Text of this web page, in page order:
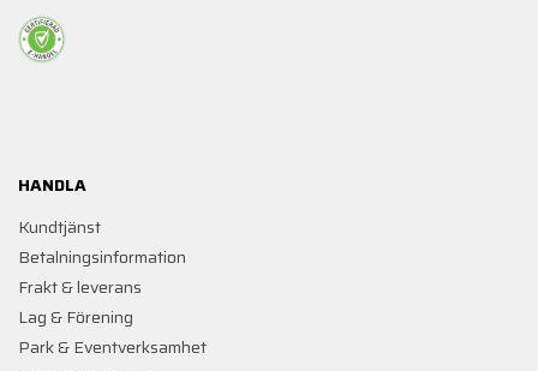
HANDLA
Kundtjänst
Betalningsinformation
Frakt & leverans
Lag & Förening
Park & Eventverksamhet